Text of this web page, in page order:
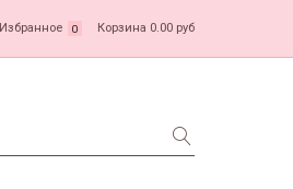
Избранное 0 Корзина 0.00 руб